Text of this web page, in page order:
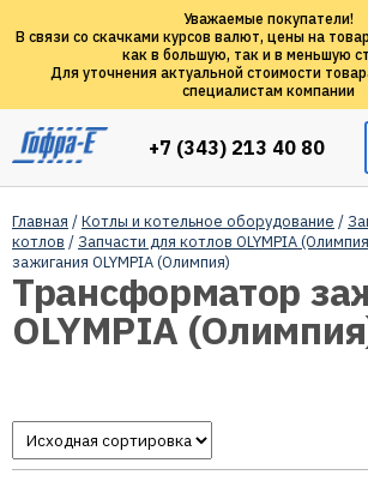
Уважаемые покупатели!
В связи со скачками курсов валют, цены на
как в большую, так и в меньшую
Для уточнения актуальной стоимости
специалистам компании
+7 (343) 213 40 80
Главная /Котлы и котельное оборудование /
котлов /Запчасти для котлов OLYMPIA
зажигания OLYMPIA (Олимпия)
Трансформатор
OLYMPIA